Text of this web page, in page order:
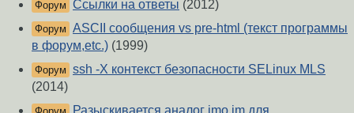
Форум Ссылки на ответы (2012)
Форум ASCII сообщения vs pre-html (текст программы
в форум,etc.) (1999)
Форум ssh -X контекст безопасности SELinux MLS
(2014)
Разыскивается аналог imo.im для